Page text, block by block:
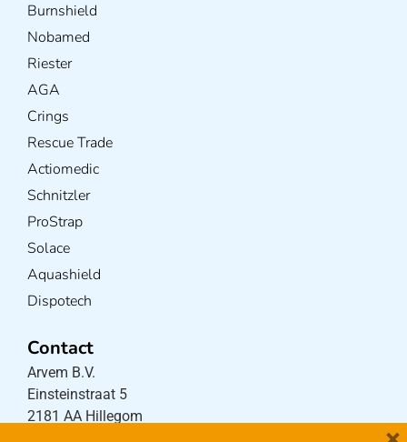
Burnshield
Nobamed
Riester
AGA
Crings
Rescue Trade
Actiomedic
Schnitzler
ProStrap
Solace
Aquashield
Dispotech
Contact
Arvem B.V.
Einsteinstraat 5
2181 AA Hillegom